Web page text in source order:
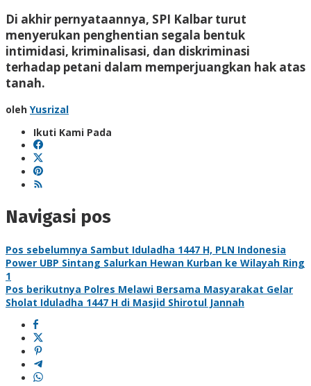
Di akhir pernyataannya, SPI Kalbar turut
menyerukan penghentian segala bentuk
intimidasi, kriminalisasi, dan diskriminasi
terhadap petani dalam memperjuangkan hak atas
tanah.
oleh Yusrizal
Ikuti Kami Pada
Navigasi pos
Pos sebelumnya Sambut Iduladha 1447 H, PLN Indonesia
Power UBP Sintang Salurkan Hewan Kurban ke Wilayah Ring
1
Pos berikutnya Polres Melawi Bersama Masyarakat Gelar
Sholat Iduladha 1447 H di Masjid Shirotul Jannah